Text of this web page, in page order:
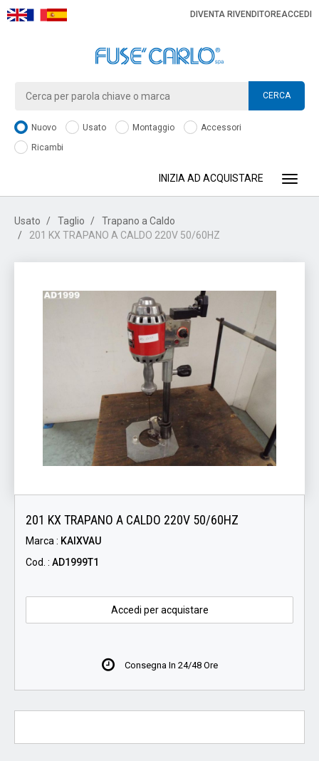
DIVENTA RIVENDITOREACCEDI
CERCA
Nuovo Usato Montaggio
Accessori
Ricambi
INIZIA AD ACQUISTARE
Usato Taglio
Trapano a Caldo
201 KX TRAPANO A CALDO 220V 50/60HZ
201 KX TRAPANO A CALDO 220V 50/60HZ
Marca : KAIXVAU
Cod. : AD1999T1
Accedi per acquistare
Consegna In 24/48 Ore